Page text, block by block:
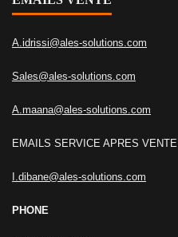
A.idrissi@ales-solutions.com
Sales@ales-solutions.com
A.maana@ales-solutions.com
EMAILS SERVICE APRES VENTE
I.dibane@ales-solutions.com
PHONE